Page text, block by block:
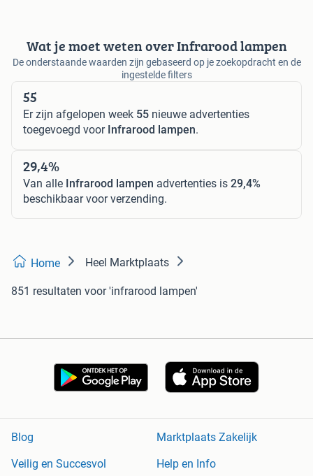
Wat je moet weten over Infrarood lampen
De onderstaande waarden zijn gebaseerd op je zoekopdracht en de
ingestelde filters
55
Er zijn afgelopen week 55 nieuwe advertenties
toegevoegd voor Infrarood lampen.
29,4%
Van alle Infrarood lampen advertenties is 29,4%
beschikbaar voor verzending.
Home Heel Marktplaats
851 resultaten voor 'infrarood lampen'
Blog
Marktplaats Zakelijk
Veilig en Succesvol
Help en Info